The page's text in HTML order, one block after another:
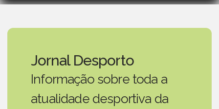
Jornal Desporto
Informação sobre toda a
atualidade desportiva da